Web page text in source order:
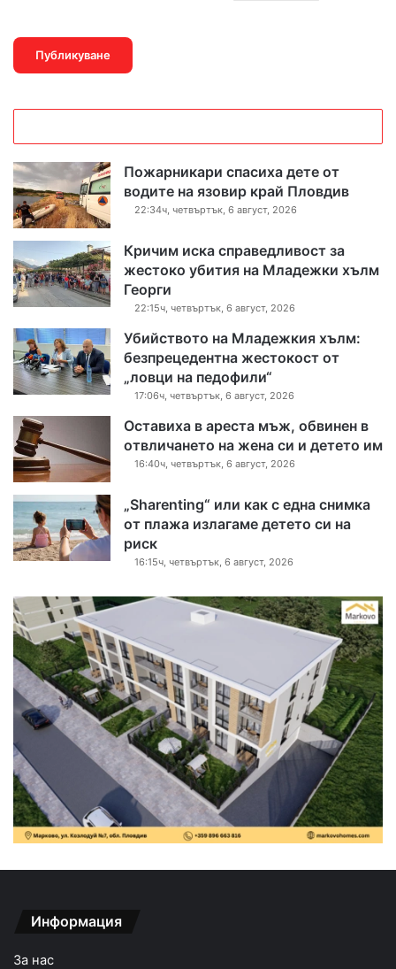
Пожарникари спасиха дете от
водите на язовир край Пловдив
22:34ч, четвъртък, 6 август, 2026
Кричим иска справедливост за
жестоко убития на Младежки хълм
Георги
22:15ч, четвъртък, 6 август, 2026
Убийството на Младежкия хълм:
безпрецедентна жестокост от
„ловци на педофили“
17:06ч, четвъртък, 6 август, 2026
Оставиха в ареста мъж, обвинен в
отвличането на жена си и детето им
16:40ч, четвъртък, 6 август, 2026
„Sharenting“ или как с една снимка
от плажа излагаме детето си на
риск
16:15ч, четвъртък, 6 август, 2026
Информация
За нас